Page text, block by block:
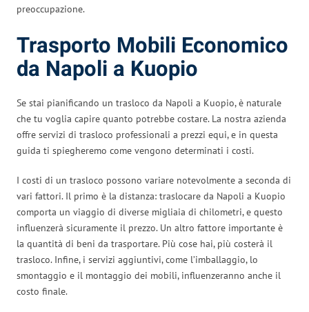
preoccupazione.
Trasporto Mobili Economico
da Napoli a Kuopio
Se stai pianificando un trasloco da Napoli a Kuopio, è naturale
che tu voglia capire quanto potrebbe costare. La nostra azienda
offre servizi di trasloco professionali a prezzi equi, e in questa
guida ti spiegheremo come vengono determinati i costi.
I costi di un trasloco possono variare notevolmente a seconda di
vari fattori. Il primo è la distanza: traslocare da Napoli a Kuopio
comporta un viaggio di diverse migliaia di chilometri, e questo
influenzerà sicuramente il prezzo. Un altro fattore importante è
la quantità di beni da trasportare. Più cose hai, più costerà il
trasloco. Infine, i servizi aggiuntivi, come l’imballaggio, lo
smontaggio e il montaggio dei mobili, influenzeranno anche il
costo finale.